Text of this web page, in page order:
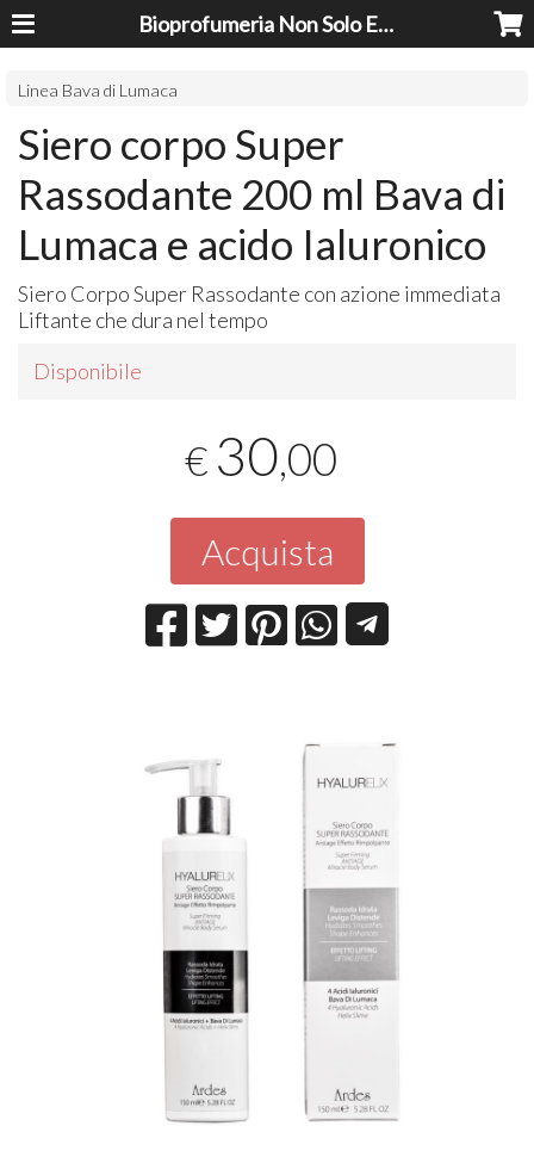
Bioprofumeria Non Solo Essenze
Linea Bava di Lumaca
Siero corpo Super
Rassodante 200 ml Bava di
Lumaca e acido Ialuronico
Siero Corpo Super Rassodante con azione immediata
Liftante che dura nel tempo
Disponibile
€ 30,00
Acquista